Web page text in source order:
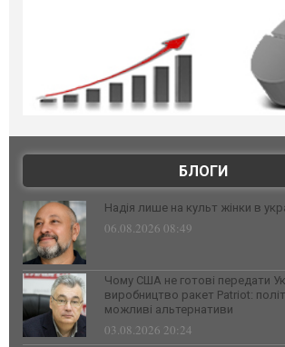
БЛОГИ
Надія лише на культ жінки в
06.08.2026 08:49
Чому США не готові передати
виробництво ракет Patriot:
можливі альтернативи
03.08.2026 20:24